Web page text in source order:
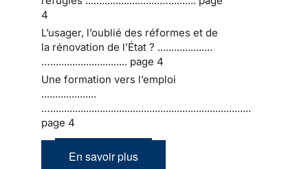
4
L’usager, l’oublié des réformes et de
la rénovation de l’État ? ....................
…............................ page 4
Une formation vers l’emploi
....................
….........................................................................
page 4
En savoir plus